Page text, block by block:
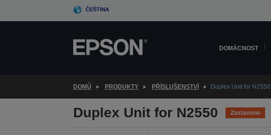
ČEŠTINA
DOMÁCNOST
DOMŮ PRODUKTY PŘÍSLUŠENSTVÍ Duplex Unit for N2550
Duplex Unit for N2550 Zastaveno